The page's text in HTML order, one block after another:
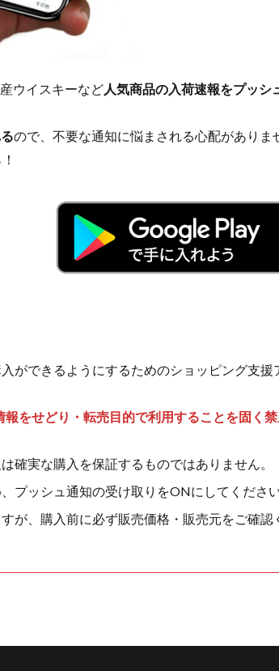
ウイスキーなど人気商品の入荷速報をプッシ
ので、不要な通知に悩まされる心配がありま
ができるようにするためのショッピング支援
をせどり・転売目的で利用することを固く
確実な購入を保証するものではありません。
プッシュ通知の受け取りをONにしてください
が、購入前に必ず販売価格・販売元をご確認